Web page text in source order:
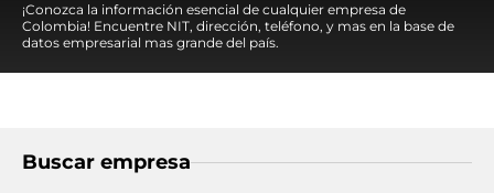
¡Conozca la información esencial de cualquier empresa de
Colombia! Encuentre NIT, dirección, teléfono, y mas en la base de
datos empresarial mas grande del país.
Buscar empresa